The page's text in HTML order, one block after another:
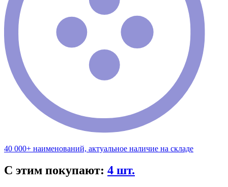
40 000+ наименований, актуальное наличие на складе
С этим покупают: 4 шт.